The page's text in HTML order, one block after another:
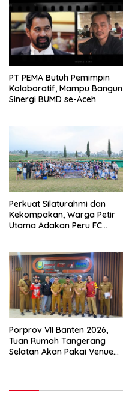
PT PEMA Butuh Pemimpin
Kolaboratif, Mampu Bangun
Sinergi BUMD se-Aceh
Perkuat Silaturahmi dan
Kekompakan, Warga Petir
Utama Adakan Peru FC
Porprov VII Banten 2026,
Tuan Rumah Tangerang
Selatan Akan Pakai Venue